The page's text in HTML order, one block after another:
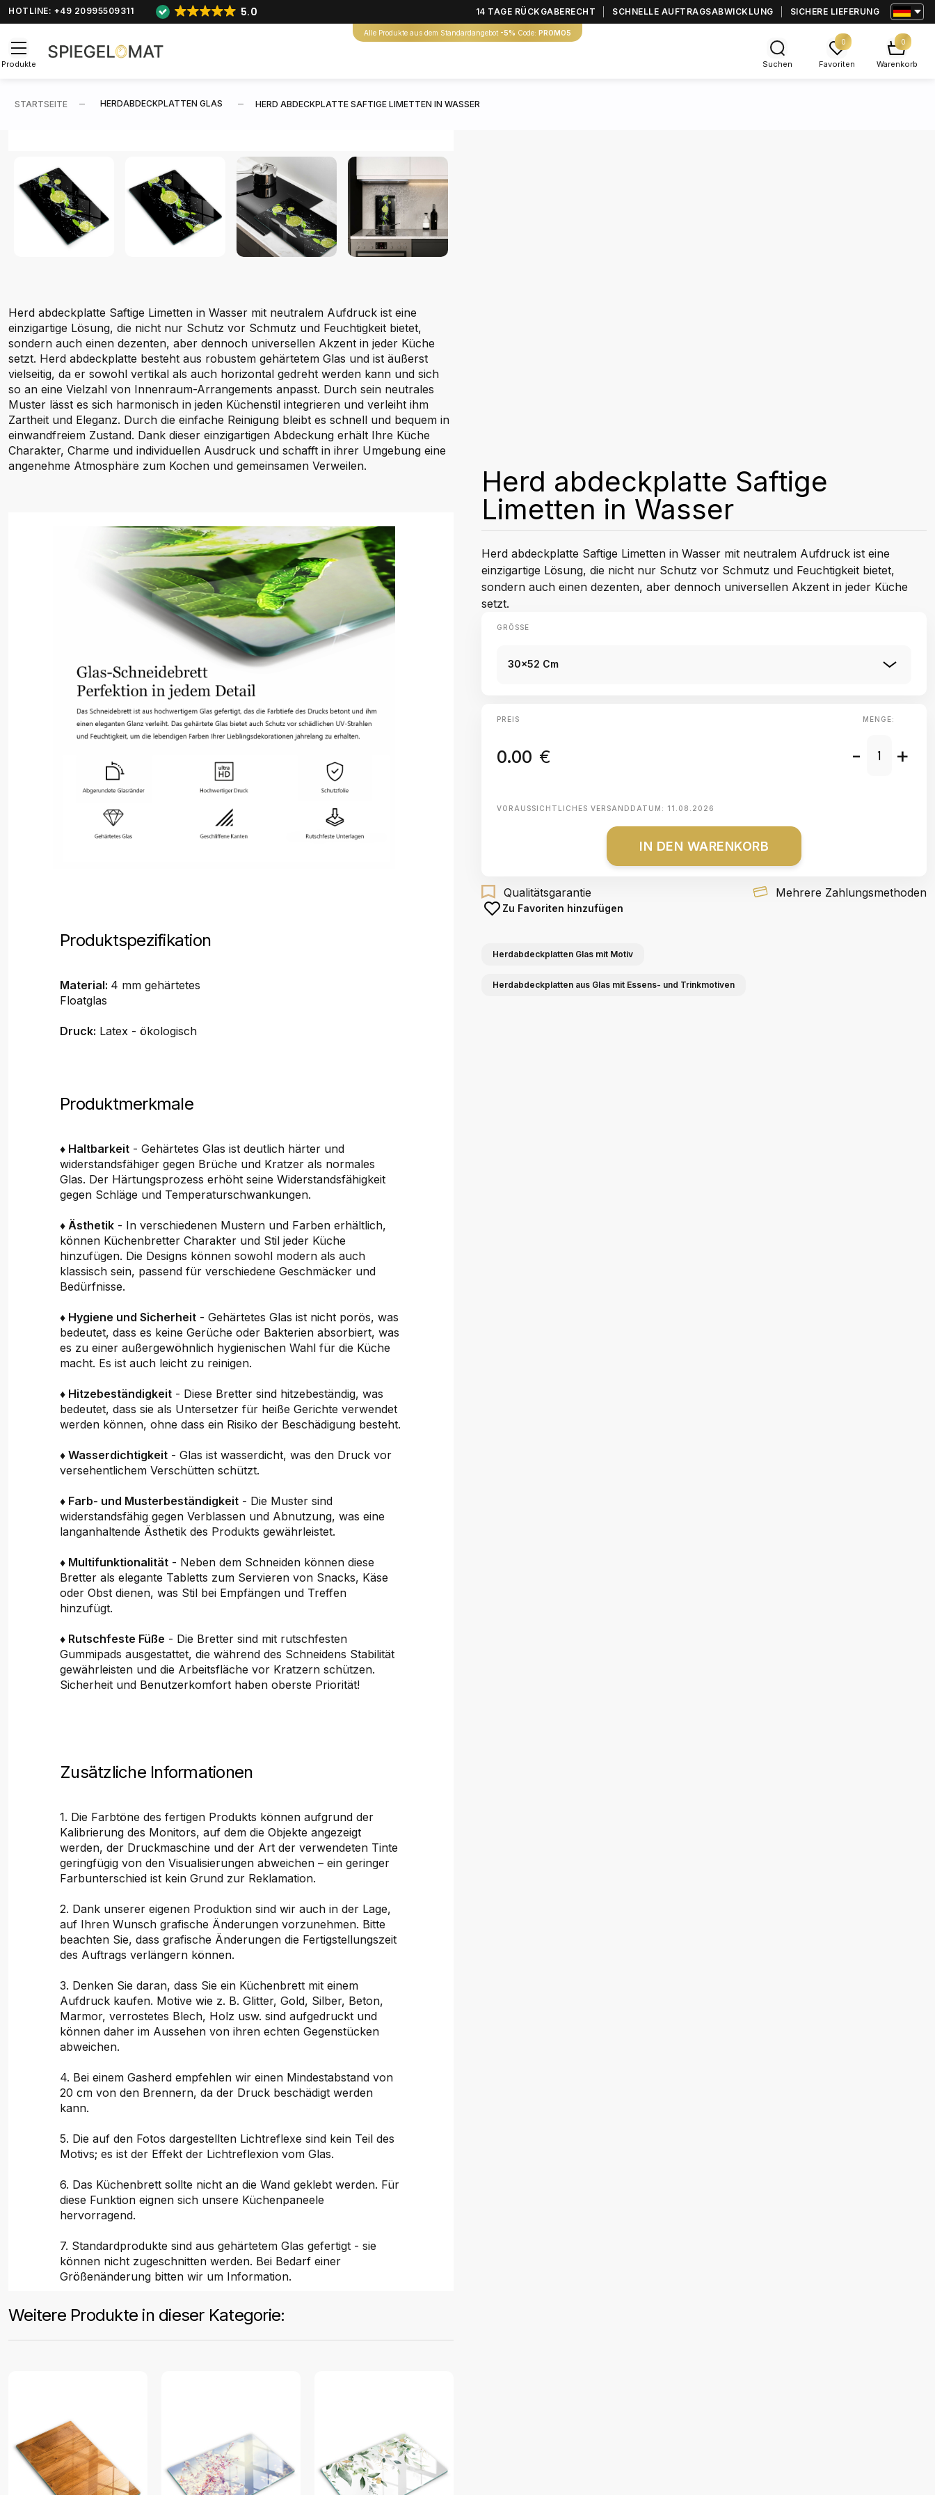
HOTLINE: +49 20995509311 5.0 14 TAGE RÜCKGABERECHT SCHNELLE AUFTRAGSABWICKLUNG SICHERE LIEFERUNG
Alle Produkte aus dem Standardangebot -5% Code: PROMO5
Produkte Suchen
0
Favoriten
0
Warenkorb
STARTSEITE HERDABDECKPLATTEN GLAS HERD ABDECKPLATTE SAFTIGE LIMETTEN IN WASSER
Herd abdeckplatte Saftige Limetten in Wasser mit neutralem Aufdruck ist eine
einzigartige Lösung, die nicht nur Schutz vor Schmutz und Feuchtigkeit bietet,
sondern auch einen dezenten, aber dennoch universellen Akzent in jeder Küche
setzt. Herd abdeckplatte besteht aus robustem gehärtetem Glas und ist äußerst
vielseitig, da er sowohl vertikal als auch horizontal gedreht werden kann und sich
so an eine Vielzahl von Innenraum-Arrangements anpasst. Durch sein neutrales
Muster lässt es sich harmonisch in jeden Küchenstil integrieren und verleiht ihm
Zartheit und Eleganz. Durch die einfache Reinigung bleibt es schnell und bequem in
einwandfreiem Zustand. Dank dieser einzigartigen Abdeckung erhält Ihre Küche
Charakter, Charme und individuellen Ausdruck und schafft in ihrer Umgebung eine
angenehme Atmosphäre zum Kochen und gemeinsamen Verweilen.
Produktspezifikation
Material: 4 mm gehärtetes
Floatglas
Druck: Latex - ökologisch
Produktmerkmale
♦ Haltbarkeit - Gehärtetes Glas ist deutlich härter und
widerstandsfähiger gegen Brüche und Kratzer als normales
Glas. Der Härtungsprozess erhöht seine Widerstandsfähigkeit
gegen Schläge und Temperaturschwankungen.
♦ Ästhetik - In verschiedenen Mustern und Farben erhältlich,
können Küchenbretter Charakter und Stil jeder Küche
hinzufügen. Die Designs können sowohl modern als auch
klassisch sein, passend für verschiedene Geschmäcker und
Bedürfnisse.
♦ Hygiene und Sicherheit - Gehärtetes Glas ist nicht porös, was
bedeutet, dass es keine Gerüche oder Bakterien absorbiert, was
es zu einer außergewöhnlich hygienischen Wahl für die Küche
macht. Es ist auch leicht zu reinigen.
♦ Hitzebeständigkeit - Diese Bretter sind hitzebeständig, was
bedeutet, dass sie als Untersetzer für heiße Gerichte verwendet
werden können, ohne dass ein Risiko der Beschädigung besteht.
♦ Wasserdichtigkeit - Glas ist wasserdicht, was den Druck vor
versehentlichem Verschütten schützt.
♦ Farb- und Musterbeständigkeit - Die Muster sind
widerstandsfähig gegen Verblassen und Abnutzung, was eine
langanhaltende Ästhetik des Produkts gewährleistet.
♦ Multifunktionalität - Neben dem Schneiden können diese
Bretter als elegante Tabletts zum Servieren von Snacks, Käse
oder Obst dienen, was Stil bei Empfängen und Treffen
hinzufügt.
♦ Rutschfeste Füße - Die Bretter sind mit rutschfesten
Gummipads ausgestattet, die während des Schneidens Stabilität
gewährleisten und die Arbeitsfläche vor Kratzern schützen.
Sicherheit und Benutzerkomfort haben oberste Priorität!
Zusätzliche Informationen
1. Die Farbtöne des fertigen Produkts können aufgrund der
Kalibrierung des Monitors, auf dem die Objekte angezeigt
werden, der Druckmaschine und der Art der verwendeten Tinte
geringfügig von den Visualisierungen abweichen – ein geringer
Farbunterschied ist kein Grund zur Reklamation.
2. Dank unserer eigenen Produktion sind wir auch in der Lage,
auf Ihren Wunsch grafische Änderungen vorzunehmen. Bitte
beachten Sie, dass grafische Änderungen die Fertigstellungszeit
des Auftrags verlängern können.
3. Denken Sie daran, dass Sie ein Küchenbrett mit einem
Aufdruck kaufen. Motive wie z. B. Glitter, Gold, Silber, Beton,
Marmor, verrostetes Blech, Holz usw. sind aufgedruckt und
können daher im Aussehen von ihren echten Gegenstücken
abweichen.
4. Bei einem Gasherd empfehlen wir einen Mindestabstand von
20 cm von den Brennern, da der Druck beschädigt werden
kann.
5. Die auf den Fotos dargestellten Lichtreflexe sind kein Teil des
Motivs; es ist der Effekt der Lichtreflexion vom Glas.
6. Das Küchenbrett sollte nicht an die Wand geklebt werden. Für
diese Funktion eignen sich unsere Küchenpaneele
hervorragend.
7. Standardprodukte sind aus gehärtetem Glas gefertigt - sie
können nicht zugeschnitten werden. Bei Bedarf einer
Größenänderung bitten wir um Information.
Weitere Produkte in dieser Kategorie:
Herd abdeckplatte Saftige
Limetten in Wasser
Herd abdeckplatte Saftige Limetten in Wasser mit neutralem Aufdruck ist eine
einzigartige Lösung, die nicht nur Schutz vor Schmutz und Feuchtigkeit bietet,
sondern auch einen dezenten, aber dennoch universellen Akzent in jeder Küche
setzt.
GRÖSSE
30x52 Cm
PREIS
0.00 €
MENGE:
- +
VORAUSSICHTLICHES VERSANDDATUM: 11.08.2026
IN DEN WARENKORB
Qualitätsgarantie Mehrere Zahlungsmethoden
Zu Favoriten hinzufügen
Herdabdeckplatten Glas mit Motiv
Herdabdeckplatten aus Glas mit Essens- und Trinkmotiven